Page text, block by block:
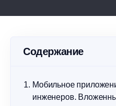
Содержание
Мобильное
инженеров.